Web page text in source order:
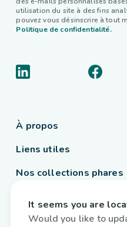
utilisation du site à des fins
pouvez vous désinscrire à tout
Politique de confidentialité.
À propos
Liens utiles
Nos collections phares
Belgique Français
It seems you are
Would you like to